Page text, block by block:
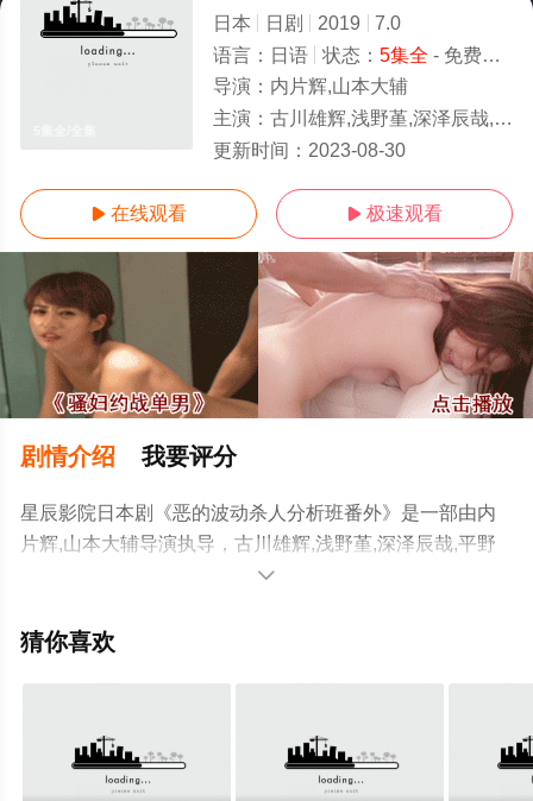
日本 日剧 2019
7.0
语言： 日语 状态： 5集全 - 免费在线观看
导演： 内片辉,山本大辅
主演： 古川雄辉,浅野堇,深泽辰哉,平野生成,千叶哲也,阿南健治,二阶堂智,鹤见辰吾
更新时间： 2023-08-30
 在线观看  极速观看
剧情介绍 我要评分
星辰影院日本剧《恶的波动杀人分析班番外》是一部由内
片辉,山本大辅导演执导，古川雄辉,浅野堇,深泽辰哉,平野
生成,千叶哲也,阿南健治,二阶堂智,鹤见辰吾,池田铁洋等演
手机免费观看高清无删减完整版电视剧全集就上星辰电影

猜你喜欢